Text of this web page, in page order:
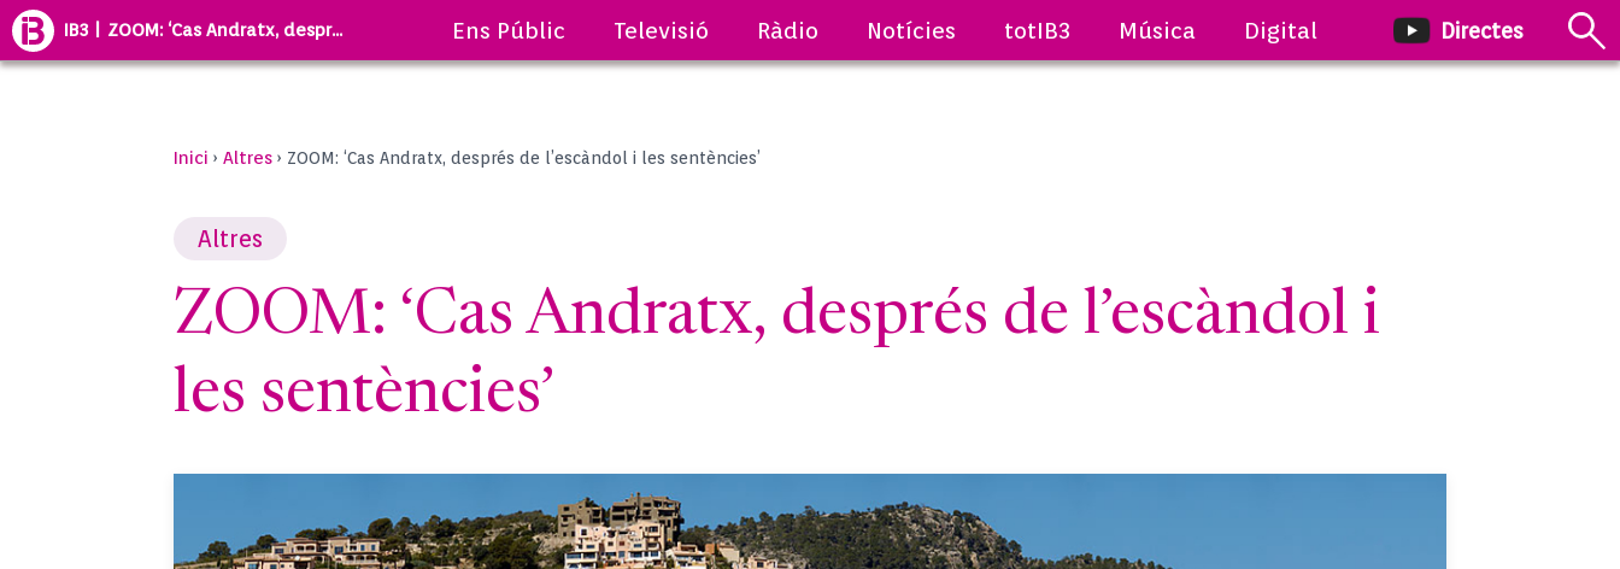
IB3 | ZOOM: ‘Cas Andratx, despr... Ens Públic Televisió Ràdio Notícies totIB3 Música Digital Directes
Inici › Altres › ZOOM: ‘Cas Andratx, després de l’escàndol i les sentències’
Altres
ZOOM: ‘Cas Andratx, després de l’escàndol i
les sentències’